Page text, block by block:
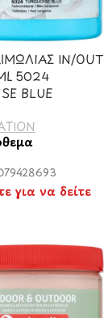
IN/OUT
5024
BLUE
για να δείτε